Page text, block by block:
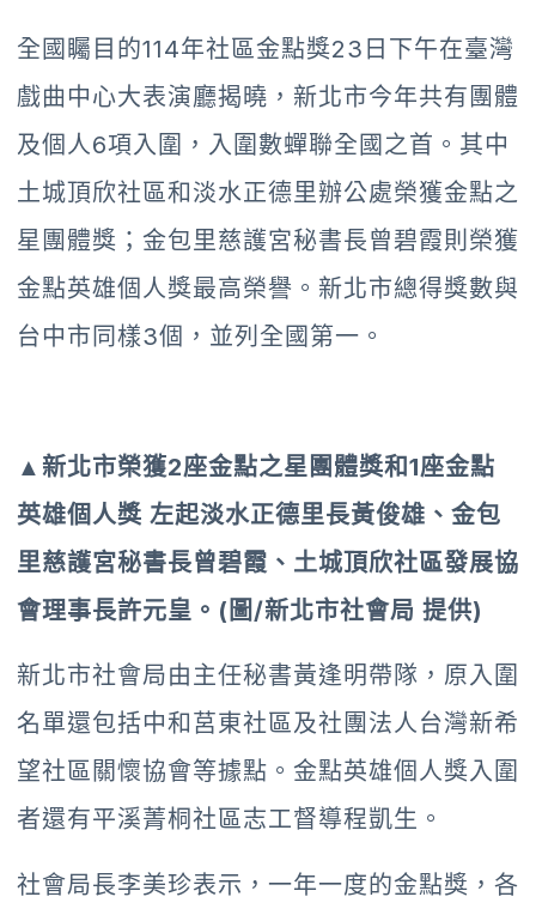
全國矚目的114年社區金點獎23日下午在臺灣
戲曲中心大表演廳揭曉，新北市今年共有團體
及個人6項入圍，入圍數蟬聯全國之首。其中
土城頂欣社區和淡水正德里辦公處榮獲金點之
星團體獎；金包里慈護宮秘書長曾碧霞則榮獲
金點英雄個人獎最高榮譽。新北市總得獎數與
台中市同樣3個，並列全國第一。
▲新北市榮獲2座金點之星團體獎和1座金點
英雄個人獎 左起淡水正德里長黃俊雄、金包
里慈護宮秘書長曾碧霞、土城頂欣社區發展協
會理事長許元皇。(圖/新北市社會局 提供)
新北市社會局由主任秘書黃逢明帶隊，原入圍
名單還包括中和莒東社區及社團法人台灣新希
望社區關懷協會等據點。金點英雄個人獎入圍
者還有平溪菁桐社區志工督導程凱生。
社會局長李美珍表示，一年一度的金點獎，各